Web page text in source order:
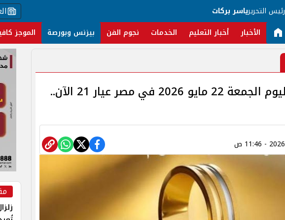
رئيس التحريرياسر بركات
الأخبار أخبار التعليم الخدمات نجوم الفن بيزنس وبورصة الموجز
سعر الذهب اليوم الجمعة 22 مايو 2026 في مصر عيار 21 الآن..